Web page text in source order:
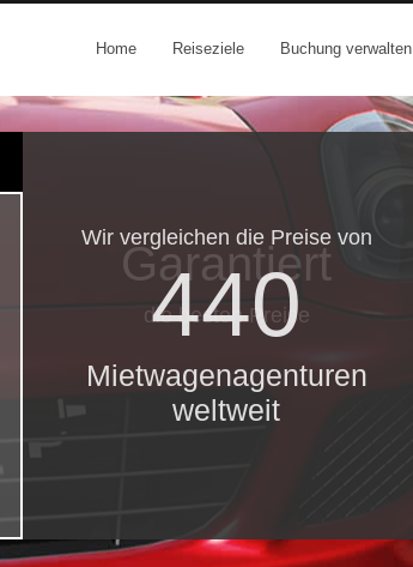
Home Reiseziele Buchung verwalten
Wir vergleichen die Preise von
440
Mietwagenagenturen
weltweit
Garantiert
die besten Preise